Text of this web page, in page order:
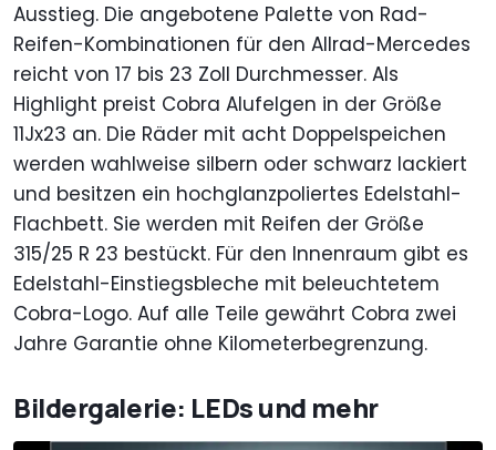
Ausstieg. Die angebotene Palette von Rad-
Reifen-Kombinationen für den Allrad-Mercedes
reicht von 17 bis 23 Zoll Durchmesser. Als
Highlight preist Cobra Alufelgen in der Größe
11Jx23 an. Die Räder mit acht Doppelspeichen
werden wahlweise silbern oder schwarz lackiert
und besitzen ein hochglanzpoliertes Edelstahl-
Flachbett. Sie werden mit Reifen der Größe
315/25 R 23 bestückt. Für den Innenraum gibt es
Edelstahl-Einstiegsbleche mit beleuchtetem
Cobra-Logo. Auf alle Teile gewährt Cobra zwei
Jahre Garantie ohne Kilometerbegrenzung.
Bildergalerie: LEDs und mehr